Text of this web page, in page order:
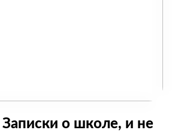
о школе, и не